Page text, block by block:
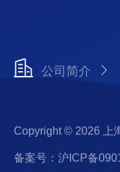
公司简介
Copyright © 2026 上
备案号：沪ICP备